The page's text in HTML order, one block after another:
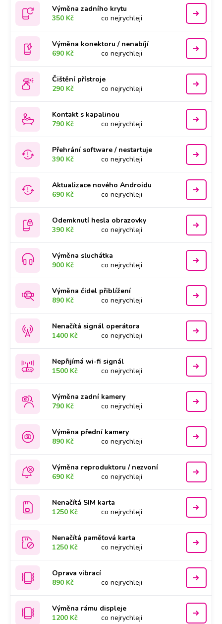
Výměna zadního krytu
350 Kč
co nejrychleji
Výměna konektoru / nenabíjí
690 Kč
co nejrychleji
Čištění přístroje
290 Kč
co nejrychleji
Kontakt s kapalinou
790 Kč
co nejrychleji
Přehrání software / nestartuje
390 Kč
co nejrychleji
Aktualizace nového Androidu
690 Kč
co nejrychleji
Odemknutí hesla obrazovky
390 Kč
co nejrychleji
Výměna sluchátka
900 Kč
co nejrychleji
Výměna čidel přiblížení
890 Kč
co nejrychleji
Nenačítá signál operátora
1400 Kč
co nejrychleji
Nepřijímá wi-fi signál
1500 Kč
co nejrychleji
Výměna zadní kamery
790 Kč
co nejrychleji
Výměna přední kamery
890 Kč
co nejrychleji
Výměna reproduktoru / nezvoní
690 Kč
co nejrychleji
Nenačítá SIM karta
1250 Kč
co nejrychleji
Nenačítá paměťová karta
1250 Kč
co nejrychleji
Oprava vibrací
890 Kč
co nejrychleji
Výměna rámu displeje
1200 Kč
co nejrychleji